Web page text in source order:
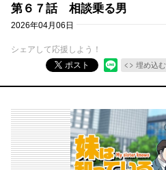
第６７話 相談乗る男
2026年04月06日
シェアして応援しよう！
ポスト
埋め込む